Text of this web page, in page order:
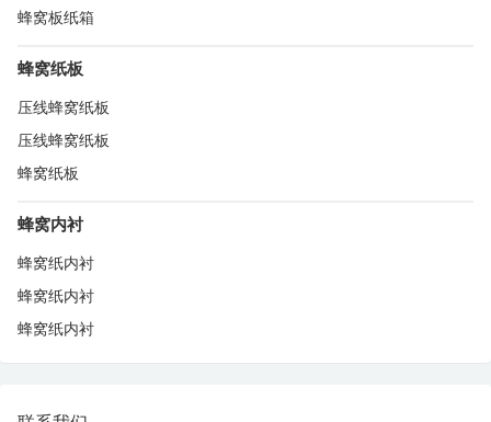
蜂窝板纸箱
蜂窝纸板
压线蜂窝纸板
压线蜂窝纸板
蜂窝纸板
蜂窝内衬
蜂窝纸内衬
蜂窝纸内衬
蜂窝纸内衬